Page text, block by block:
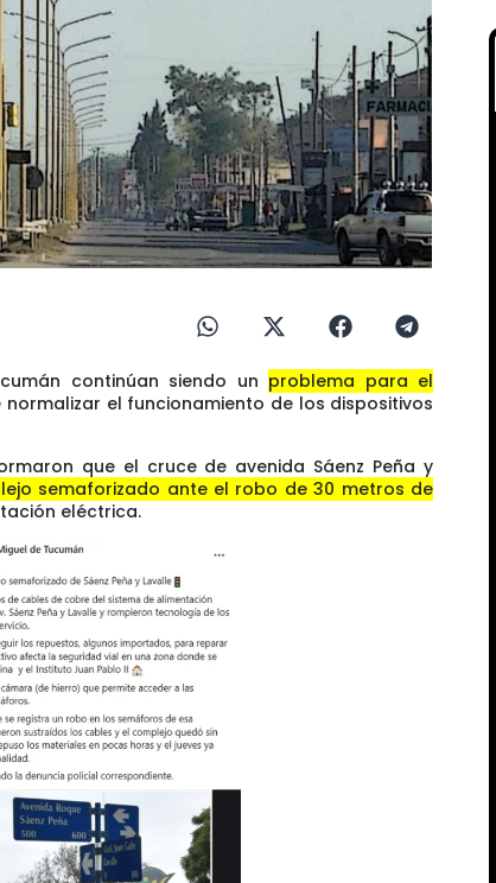
continúan siendo un problema para el
normalizar el funcionamiento de los dispositivos
que el cruce de avenida Sáenz Peña y
semaforizado ante el robo de 30 metros de
eléctrica.